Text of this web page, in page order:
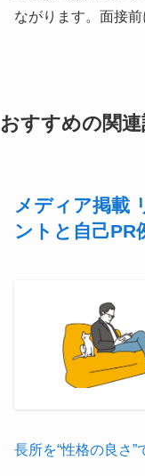
ながります。面接
おすすめの関
メディア掲載
ントと自己PR
長所を“性格の良さ